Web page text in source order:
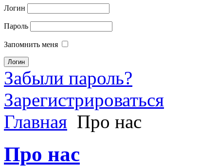
Логин
Пароль
Запомнить меня
Забыли пароль?
Зарегистрироваться
Главная Про нас
Про нас